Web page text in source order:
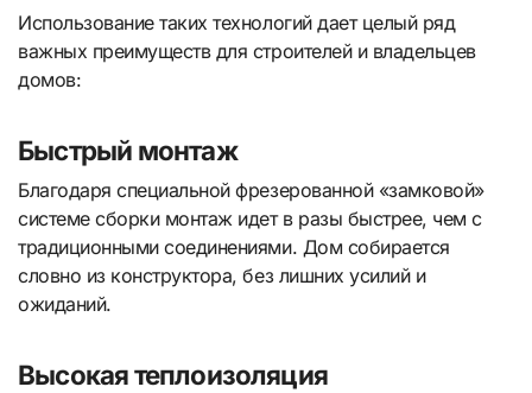
Использование таких технологий дает целый ряд
важных преимуществ для строителей и владельцев
домов:
Быстрый монтаж
Благодаря специальной фрезерованной «замковой»
системе сборки монтаж идет в разы быстрее, чем с
традиционными соединениями. Дом собирается
словно из конструктора, без лишних усилий и
ожиданий.
Высокая теплоизоляция